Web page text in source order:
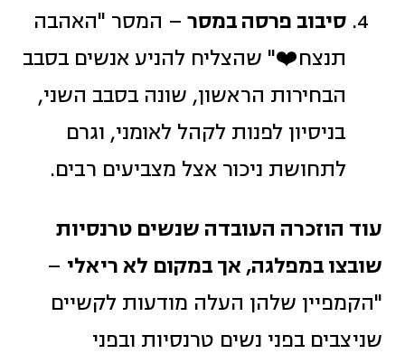
סיבוב פרסה במסר – המסר "האהבה
תנצח❤️" שהצליח להניע אנשים בסבב
הבחירות הראשון, שונה בסבב השני,
בניסיון לפנות לקהל לאומני, וגרם
לתחושת ניכור אצל מצביעים רבים.
עוד הוזכרה העובדה שנשים טרנסיות
שובצו במפלגה, אך במקום לא ריאלי –
"הקמפיין שלהן העלה מודעות לקשיים
שניצבים בפני נשים טרנסיות ובפני